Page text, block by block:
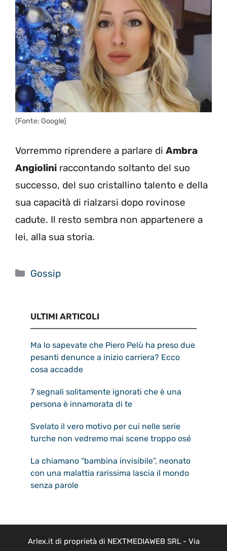
(Fonte: Google)
Vorremmo riprendere a parlare di Ambra
Angiolini raccontando soltanto del suo
successo, del suo cristallino talento e della
sua capacità di rialzarsi dopo rovinose
cadute. Il resto sembra non appartenere a
lei, alla sua storia.
Categorie
Gossip
ULTIMI ARTICOLI
Ma lo sapevate che Piero Pelù ha preso due
pesanti denunce a inizio carriera? Ecco
cosa accadde
7 segnali solitamente ignorati che è una
persona è innamorata di te
Svelato il vero motivo per cui nelle serie
turche non vedremo mai scene troppo osé
La chiamano “bambina invisibile”, neonato
con una malattia rarissima lascia il mondo
senza parole
Arlex.it di proprietà di NEXTMEDIAWEB SRL - Via